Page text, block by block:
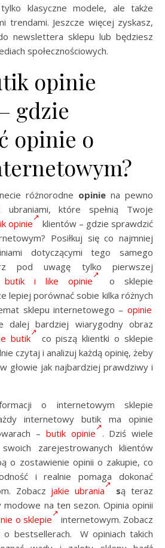
klasyczne modele, ale także
trendami. Jeszcze więcej zyskasz,
newslettera sklepu lub będziesz
społecznościowych.
opinie
gdzie
opinie o
różnorodne opinie na pewno
które spełnią Twoje
opinie
klientów – gdzie sprawdzić
Posiłkuj się co najmniej
dotyczącymi tego samego
pod uwagę tylko pierwszej
butik i like opinie
o sklepie
lepiej porównać sobie kilka różnych
sklepu internetowego – opinie
dalej bardziej wiarygodny obraz
butik
co piszą klientki o sklepie
czytaj i analizuj każdą opinię, żeby
głowie jak najbardziej prawdziwy i
o internetowym sklepie
internetowy butik ma opinie
– butik opinie
. Dziś wiele
zarejestrowanych klientów
o zostawienie opinii o zakupie, co
i realnie pomaga dokonać
Zobacz jakie ubrania są teraz
na ten sezon. Opinia opinii
o sklepie
internetowym. Zobacz
o bestsellerach. W opiniach takich